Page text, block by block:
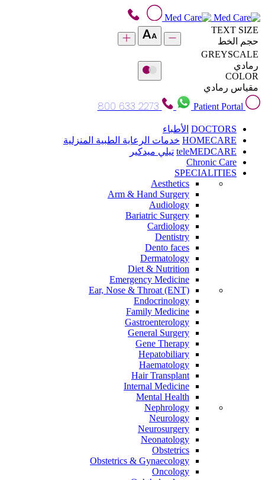
TEXT SIZE
حجم الخط
GREYSCALE
رمادي
COLOR
مقياس رمادي
Patient Portal
800 633 2273
DOCTORS الأطباء
HOMECARE خدمات الرعاية الطبية المنزلية
teleMEDCARE تيلي ميدكير
Chronic Care
SPECIALITIES
Aesthetics
Arm & Hand Surgery
Audiology
Bariatric Surgery
Cardiology
Dentistry
Dento faces
Dermatology
Diet & Nutrition
Emergency Medicine
Ear, Nose & Throat (ENT)
Endocrinology
Family Medicine
Gastroenterology
General Surgery
Gene Therapy
Hepatobiliary
Haematology
Hair Transplant
Internal Medicine
Mental Health
Nephrology
Neurology
Neurosurgery
Neonatology
Obstetrics
Obstetrics & Gynaecology
Oncology